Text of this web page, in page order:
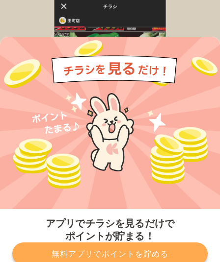
アプリでチラシを見るだけで
ポイントが貯まる！
無料アプリでポイントを貯める